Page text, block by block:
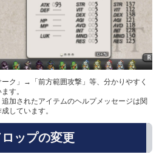
ク」→「前方範囲攻撃」等、分かりやすく
す。
加されたアイテムのヘルプメッセージは関
しています。
ロップの変更